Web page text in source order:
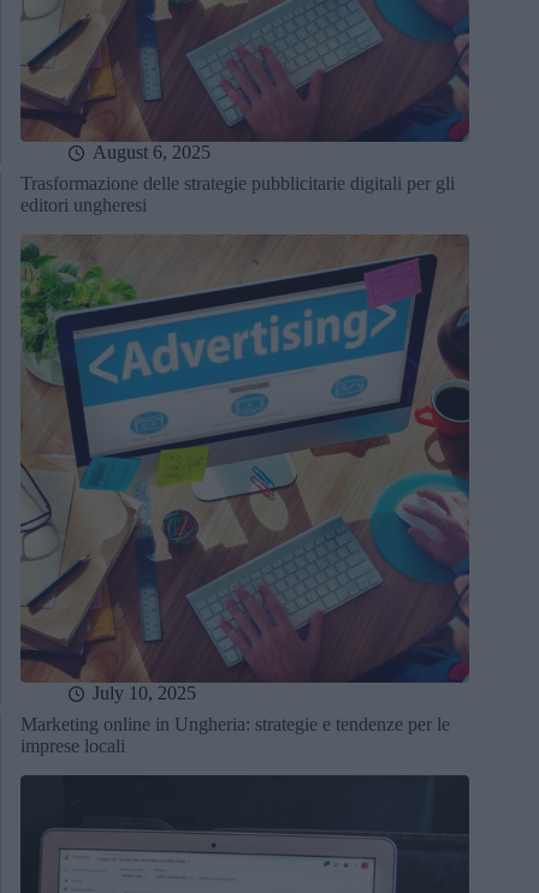
August 6, 2025
Trasformazione delle strategie pubblicitarie digitali per gli
editori ungheresi
July 10, 2025
Marketing online in Ungheria: strategie e tendenze per le
imprese locali